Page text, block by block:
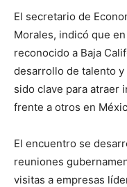
El secretario de
Morales, indicó que
reconocido a Baja
desarrollo de talento
sido clave para atraer
frente a otros en
El encuentro se
reuniones
visitas a empresas